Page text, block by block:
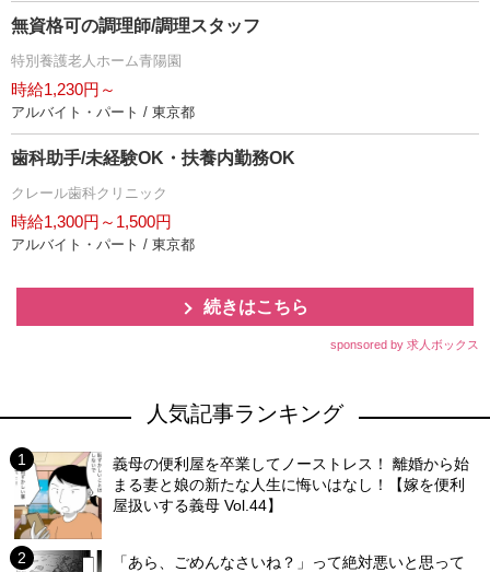
無資格可の調理師/調理スタッフ
特別養護老人ホーム青陽園
時給1,230円～
アルバイト・パート / 東京都
歯科助手/未経験OK・扶養内勤務OK
クレール歯科クリニック
時給1,300円～1,500円
アルバイト・パート / 東京都
続きはこちら
sponsored by 求人ボックス
人気記事ランキング
義母の便利屋を卒業してノーストレス！ 離婚から始
まる妻と娘の新たな人生に悔いはなし！【嫁を便利
屋扱いする義母 Vol.44】
「あら、ごめんなさいね？」って絶対悪いと思って